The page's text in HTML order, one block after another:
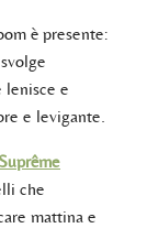
è presente:
lenisce e
e levigante.
che
mattina e